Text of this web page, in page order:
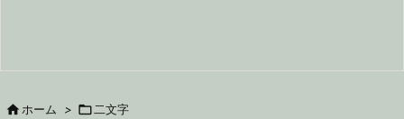
 ホーム >  二文字